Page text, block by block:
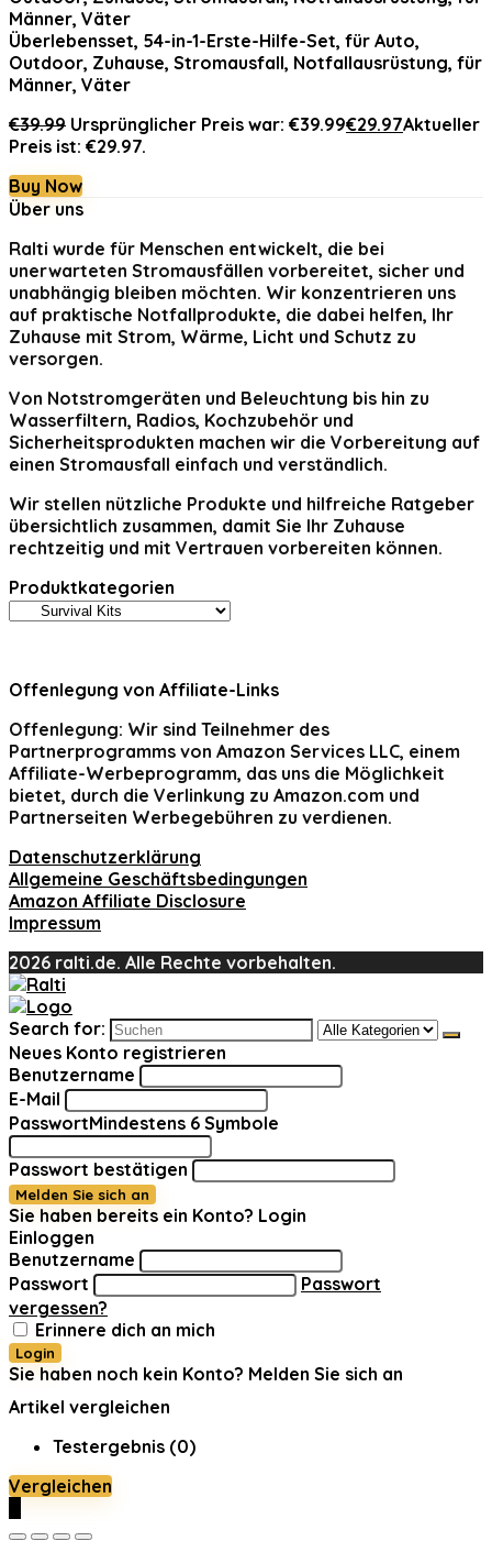
Überlebensset, 54-in-1-Erste-Hilfe-Set, für Auto,
Outdoor, Zuhause, Stromausfall, Notfallausrüstung, für
Männer, Väter
€39.99 Ursprünglicher Preis war: €39.99€29.97Aktueller
Preis ist: €29.97.
Buy Now
Über uns
Ralti wurde für Menschen entwickelt, die bei
unerwarteten Stromausfällen vorbereitet, sicher und
unabhängig bleiben möchten. Wir konzentrieren uns
auf praktische Notfallprodukte, die dabei helfen, Ihr
Zuhause mit Strom, Wärme, Licht und Schutz zu
versorgen.
Von Notstromgeräten und Beleuchtung bis hin zu
Wasserfiltern, Radios, Kochzubehör und
Sicherheitsprodukten machen wir die Vorbereitung auf
einen Stromausfall einfach und verständlich.
Wir stellen nützliche Produkte und hilfreiche Ratgeber
übersichtlich zusammen, damit Sie Ihr Zuhause
rechtzeitig und mit Vertrauen vorbereiten können.
Produktkategorien
Offenlegung von Affiliate-Links
Offenlegung: Wir sind Teilnehmer des
Partnerprogramms von Amazon Services LLC, einem
Affiliate-Werbeprogramm, das uns die Möglichkeit
bietet, durch die Verlinkung zu Amazon.com und
Partnerseiten Werbegebühren zu verdienen.
Datenschutzerklärung
Allgemeine Geschäftsbedingungen
Amazon Affiliate Disclosure
Impressum
2026 ralti.de. Alle Rechte vorbehalten.
Search for:
Neues Konto registrieren
Benutzername
E-Mail
PasswortMindestens 6 Symbole
Passwort bestätigen
Melden Sie sich an
Sie haben bereits ein Konto? Login
Einloggen
Benutzername
Passwort
Passwort
vergessen?
Erinnere dich an mich
Login
Sie haben noch kein Konto? Melden Sie sich an
Artikel vergleichen
Testergebnis (0)
Vergleichen